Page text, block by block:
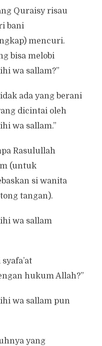
Quraisy risau
bani
mencuri.
bisa melobi
wa sallam?”
ada yang berani
dicintai oleh
wa sallam.”
Rasulullah
(untuk
si wanita
tangan).
wa sallam
hukum Allah?”
wa sallam pun
yang